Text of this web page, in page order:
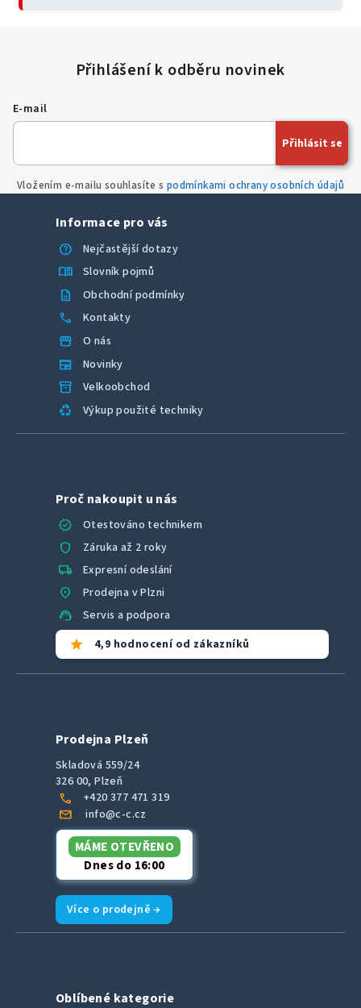
E-mail
Vložením e-mailu souhlasíte s podmínkami ochrany osobních údajů
Přihlásit se
Informace pro vás
help
Nejčastější dotazy
menu_book Slovník pojmů
description Obchodní podmínky
call Kontakty
storefront O nás
newspaper Novinky
inventory_2 Velkoobchod
recycling Výkup použité techniky
Proč nakoupit u nás
verified
Otestováno technikem
shield Záruka až 2 roky
local_shipping Expresní odeslání
location_on Prodejna v Plzni
support_agent Servis a podpora
star 4,9 hodnocení od zákazníků
Prodejna Plzeň
Skladová 559/24
326 00, Plzeň
call +420 377 471 319
mail info@c-c.cz
MÁME OTEVŘENO
Dnes do 16:00
Více o prodejně →
Oblíbené kategorie